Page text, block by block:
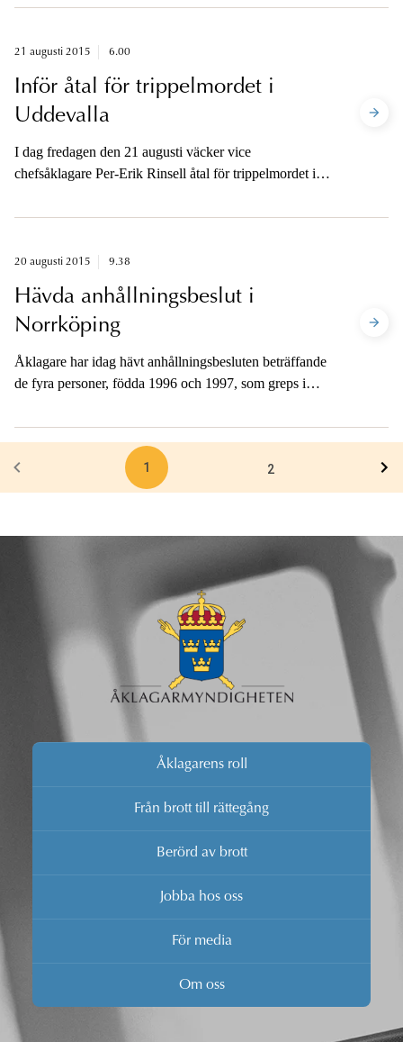
21 augusti 2015 6.00
Inför åtal för trippelmordet i
Uddevalla
I dag fredagen den 21 augusti väcker vice
chefsåklagare Per-Erik Rinsell åtal för trippelmordet i
medhjälp till mord, grovt narkotikabrott och vapenbrott.
20 augusti 2015 9.38
Hävda anhållningsbeslut i
Norrköping
Åklagare har idag hävt anhållningsbesluten beträffande
de fyra personer, födda 1996 och 1997, som greps i
rån.
1 2
Åklagarens roll
Från brott till rättegång
Berörd av brott
Jobba hos oss
För media
Om oss